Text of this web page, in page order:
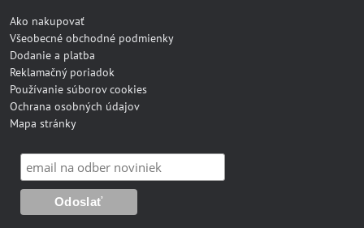
Ako nakupovať
Všeobecné obchodné podmienky
Dodanie a platba
Reklamačný poriadok
Používanie súborov cookies
Ochrana osobných údajov
Mapa stránky